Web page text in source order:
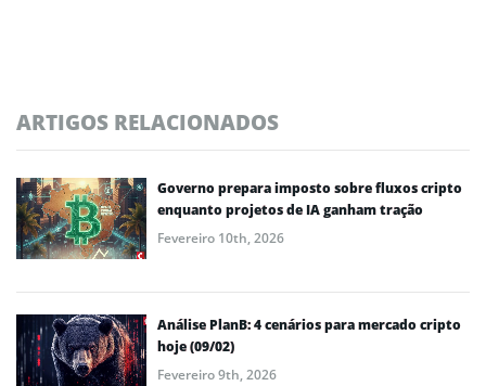
ARTIGOS RELACIONADOS
Governo prepara imposto sobre fluxos cripto
enquanto projetos de IA ganham tração
Fevereiro 10th, 2026
Análise PlanB: 4 cenários para mercado cripto
hoje (09/02)
Fevereiro 9th, 2026